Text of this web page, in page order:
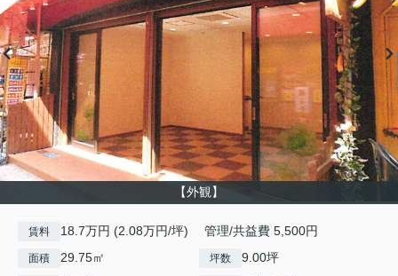
【外観】
賃料 18.7万円 (2.08万円/坪) 管理/共益費 5,500円
面積 29.75㎡ 坪数 9.00坪